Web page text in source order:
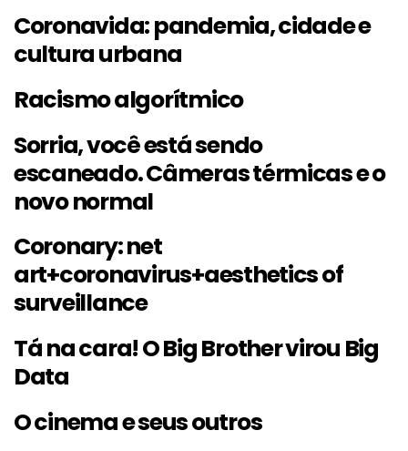
Coronavida: pandemia, cidade e
cultura urbana
Racismo algorítmico
Sorria, você está sendo
escaneado. Câmeras térmicas e o
novo normal
Coronary: net
art+coronavirus+aesthetics of
surveillance
Tá na cara! O Big Brother virou Big
Data
O cinema e seus outros